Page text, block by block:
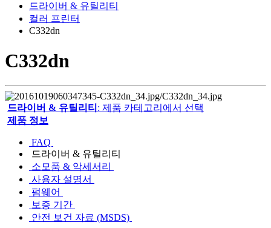
드라이버 & 유틸리티
컬러 프린터
C332dn
C332dn
드라이버 & 유틸리티 : 제품 카테고리에서 선택
제품 정보
FAQ
드라이버 & 유틸리티
소모품 & 악세서리
사용자 설명서
펌웨어
보증 기간
안전 보건 자료 (MSDS)